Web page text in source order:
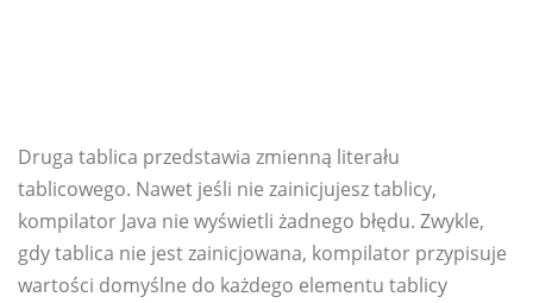
Druga tablica przedstawia zmienną literału
tablicowego. Nawet jeśli nie zainicjujesz tablicy,
kompilator Java nie wyświetli żadnego błędu. Zwykle,
gdy tablica nie jest zainicjowana, kompilator przypisuje
wartości domyślne do każdego elementu tablicy